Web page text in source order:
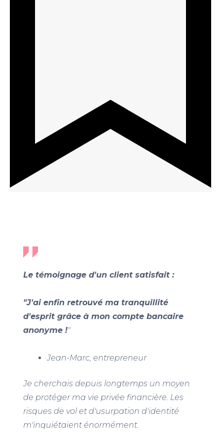
Le témoignage d'un client satisfait :
"J'ai enfin retrouvé ma tranquillité
d'esprit grâce à mon compte bancaire
anonyme !"
Jean-Marc, entrepreneur
Je cherchais depuis longtemps un moyen
de protéger ma vie privée financière. Les
risques de vol et d'usurpation d'identité
m'inquiétaient énormément.